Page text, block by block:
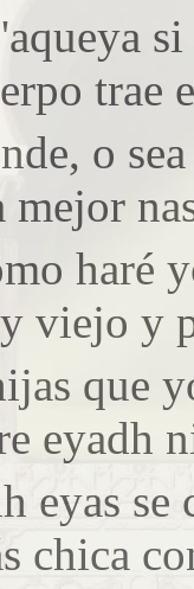
trae
o
mejor
haré
viejo y
que
eyadh
eyas se
chica